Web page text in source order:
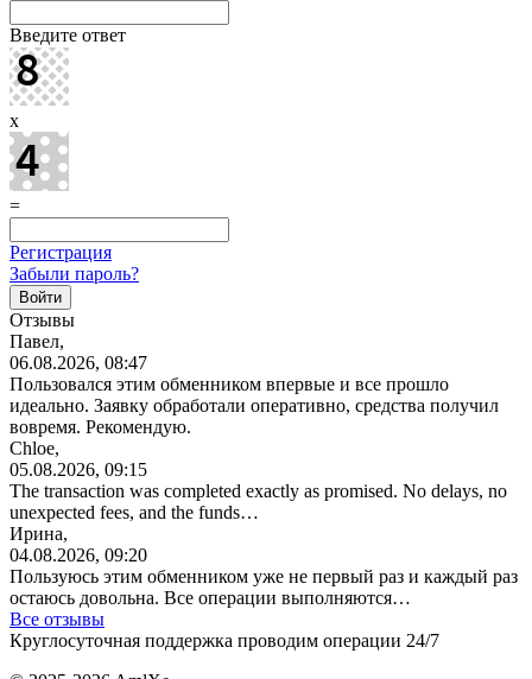
Введите ответ
x
=
Регистрация
Забыли пароль?
Отзывы
Павел,
06.08.2026, 08:47
Пользовался этим обменником впервые и все прошло
идеально. Заявку обработали оперативно, средства получил
вовремя. Рекомендую.
Chloe,
05.08.2026, 09:15
The transaction was completed exactly as promised. No delays, no
unexpected fees, and the funds…
Ирина,
04.08.2026, 09:20
Пользуюсь этим обменником уже не первый раз и каждый раз
остаюсь довольна. Все операции выполняются…
Все отзывы
Круглосуточная поддержка проводим операции 24/7